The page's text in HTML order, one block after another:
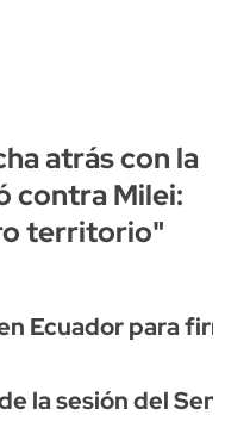
atrás con la
contra Milei:
territorio"
Ecuador para
la sesión del